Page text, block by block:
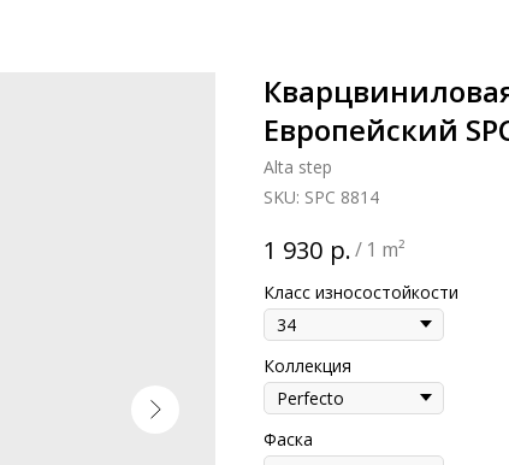
Европейский
Alta step
SKU: SPC 8814
1 930 р./ 1 m²
Класс износостойкости
Коллекция
Фаска